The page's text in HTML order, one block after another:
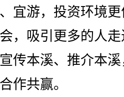
宜游，投资环境
，吸引更多的人
传本溪、推介本
作共赢。